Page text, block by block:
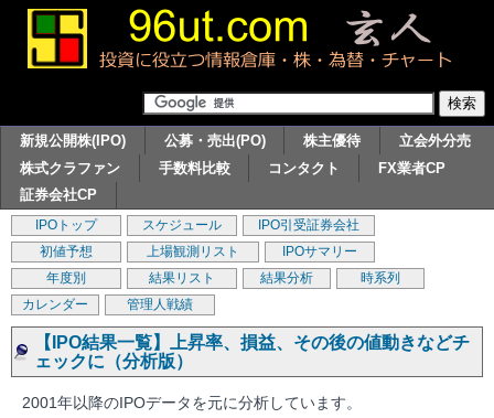
新規公開株(IPO) 公募・売出(PO) 株主優待
立会外分売
株式クラファン
手数料比較 コンタクト
FX業者CP
証券会社CP
IPOトップ スケジュール
IPO引受証券会社
初値予想
上場観測リスト
IPOサマリー
年度別
結果リスト 結果分析
時系列
カレンダー
管理人戦績
【IPO結果一覧】上昇率、損益、その後の値動きなどチ
ェックに（分析版）
2001年以降のIPOデータを元に分析しています。